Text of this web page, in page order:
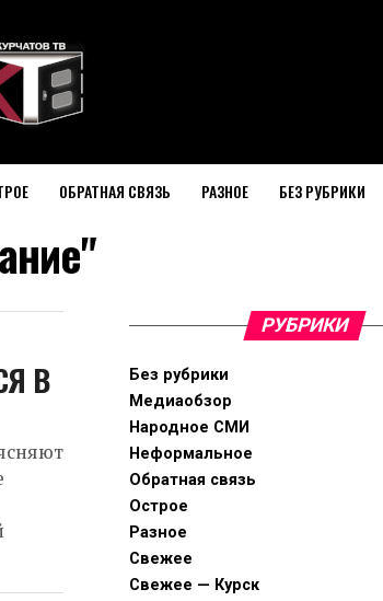
ОБРАТНАЯ СВЯЗЬ РАЗНОЕ БЕЗ РУБРИКИ
В
РУБРИКИ
Без рубрики
Медиаобзор
Народное СМИ
Неформальное
Обратная связь
Острое
Разное
Свежее
Свежее — Курск